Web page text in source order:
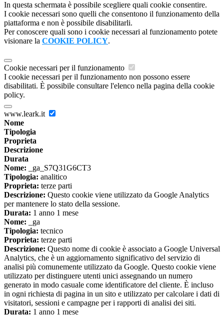
In questa schermata è possibile scegliere quali cookie consentire.
I cookie necessari sono quelli che consentono il funzionamento della
piattaforma e non è possibile disabilitarli.
Per conoscere quali sono i cookie necessari al funzionamento potete
visionare la COOKIE POLICY.
Cookie necessari per il funzionamento
I cookie necessari per il funzionamento non possono essere
disabilitati. È possibile consultare l'elenco nella pagina della cookie
policy.
www.leark.it
Nome
Tipologia
Proprieta
Descrizione
Durata
Nome: _ga_S7Q31G6CT3
Tipologia: analitico
Proprieta: terze parti
Descrizione: Questo cookie viene utilizzato da Google Analytics
per mantenere lo stato della sessione.
Durata: 1 anno 1 mese
Nome: _ga
Tipologia: tecnico
Proprieta: terze parti
Descrizione: Questo nome di cookie è associato a Google Universal
Analytics, che è un aggiornamento significativo del servizio di
analisi più comunemente utilizzato da Google. Questo cookie viene
utilizzato per distinguere utenti unici assegnando un numero
generato in modo casuale come identificatore del cliente. È incluso
in ogni richiesta di pagina in un sito e utilizzato per calcolare i dati di
visitatori, sessioni e campagne per i rapporti di analisi dei siti.
Durata: 1 anno 1 mese